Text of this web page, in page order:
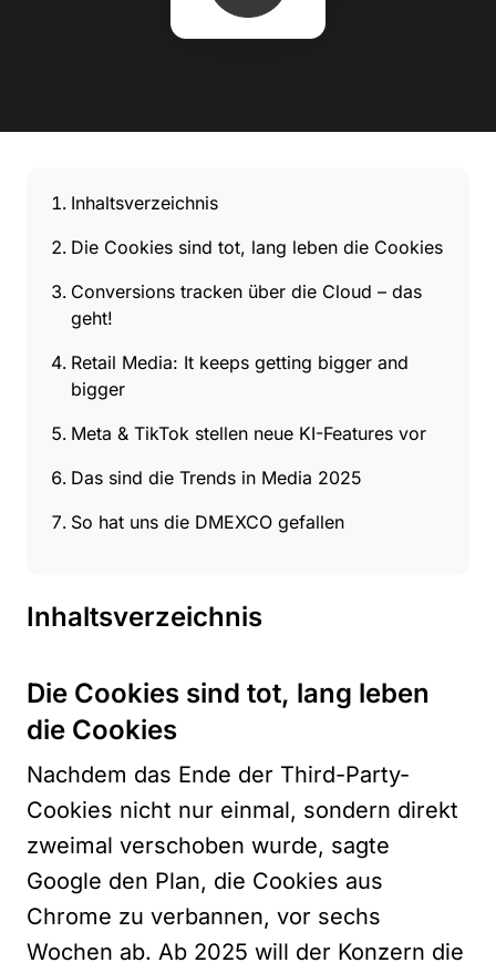
Inhaltsverzeichnis
Die Cookies sind tot, lang leben
die Cookies
Nachdem das Ende der Third-Party-
Cookies nicht nur einmal, sondern direkt
zweimal verschoben wurde, sagte
Google den Plan, die Cookies aus
Chrome zu verbannen, vor sechs
Wochen ab. Ab 2025 will der Konzern die
Inhaltsverzeichnis
Die Cookies sind tot, lang leben die Cookies
Conversions tracken über die Cloud – das
geht!
Retail Media: It keeps getting bigger and
bigger
Meta & TikTok stellen neue KI-Features vor
Das sind die Trends in Media 2025
So hat uns die DMEXCO gefallen